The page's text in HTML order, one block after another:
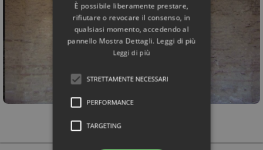
È possibile liberamente prestare,
rifiutare o revocare il consenso, in
qualsiasi momento, accedendo al
pannello Mostra Dettagli. Leggi di più
Leggi di più
STRETTAMENTE NECESSARI
PERFORMANCE
TARGETING